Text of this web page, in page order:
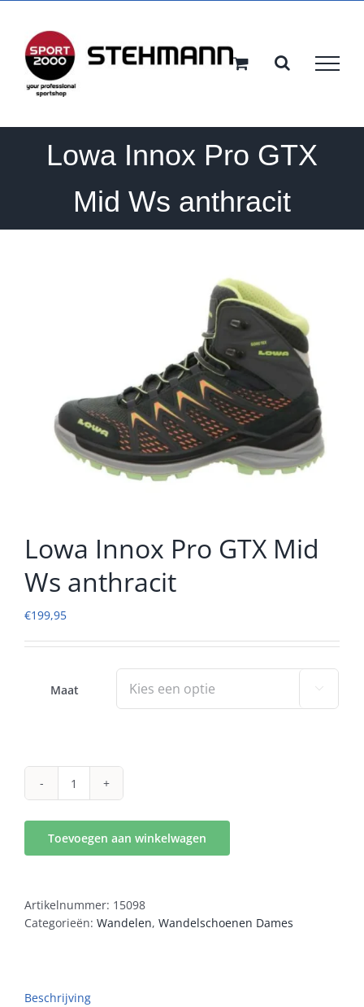
inhoud
Lowa Innox Pro GTX
Mid Ws anthracit
Lowa Innox Pro GTX Mid
Ws anthracit
€199,95
Maat 
Lowa
GTX
anthracit
aantal
Toevoegen aan winkelwagen
Artikelnummer: 15098
Categorieën: Wandelen, Wandelschoenen Dames
Beschrijving